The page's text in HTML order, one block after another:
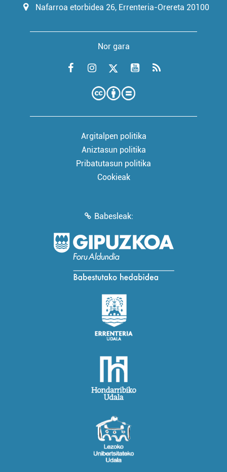
Nafarroa etorbidea 26, Errenteria-Orereta 20100
Nor gara
Argitalpen politika
Aniztasun politika
Pribatutasun politika
Cookieak
Babesleak: